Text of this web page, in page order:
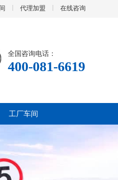
代理加盟 在线咨询
全国咨询电话：
400-081-6619
工厂车间